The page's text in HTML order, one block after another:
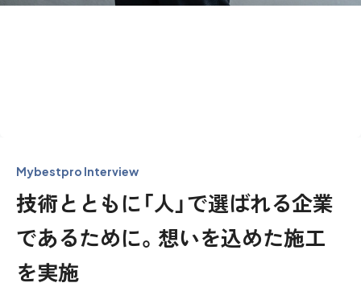
Mybestpro Interview
技術とともに「人」で選ばれる企業
であるために。想いを込めた施工
を実施